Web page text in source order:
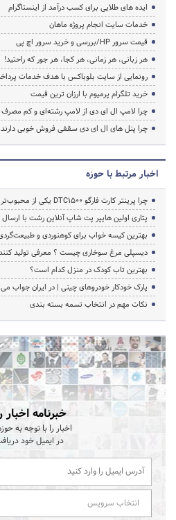
ایده های طلایی برای کسب درآمد از اینستاگرام
خدمات سایت انجام پروژه ماهان
قیمت سرور HP/بررسی و خرید سرور اچ پی
هر زبانی، هر زمانی، هر کجا، هر جور که راحتید!
رونمایی از سایت بلوباکس با هدف خدمات
خرید تلگرام پرمیوم با ارزان ترین قیمت
چرا لامپ ال ای دی از لامپ رشته‌ای و کم
چرا پنل های ال ای دی سقفی فروش خوبی
اخبار مرتبط با حوزه
چرا پرینتر کارت فارگو DTC1500 یکی از محبوب‌ترین پرینترهای کارت دنیا است؟
پتاری اولین هایپر پت شاپ آنلاین رشت با
بهترین کیسه خواب برای کوهنوردی و
دیسپلی مرغ سوخاری چیست ؟ معرفی تولید
بهترین تاب کودک در منزل کدام است؟
پارک خودکار خودروهای چینی | در ایران جواب
نکات مهم در انتخاب تسمه بسته بندی
خبرنامه
اخبار را با توجه به
در ایمیل خود
انتخاب سرویس